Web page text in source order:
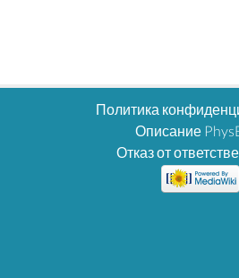
Политика
Описание
Отказ от